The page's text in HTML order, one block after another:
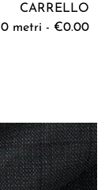
CARRELLO
0 metri - €0.00